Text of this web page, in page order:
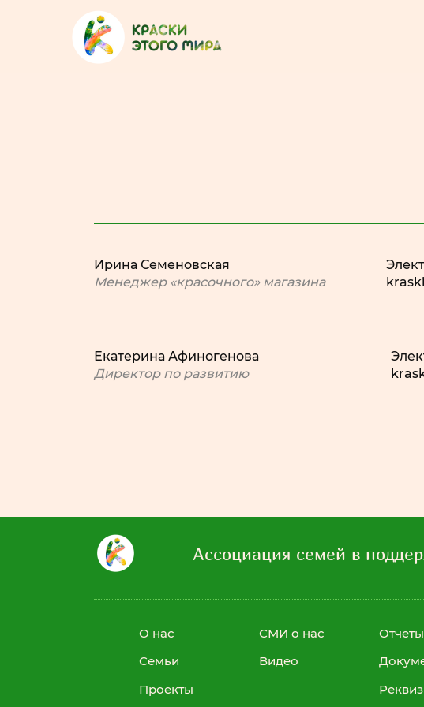
Ирина Семеновская
Менеджер «красочного» магазина
Екатерина Афиногенова
Директор по развитию
Ассоциация семей в
О нас
Семьи
Проекты
СМИ о нас
Видео
Отчеты